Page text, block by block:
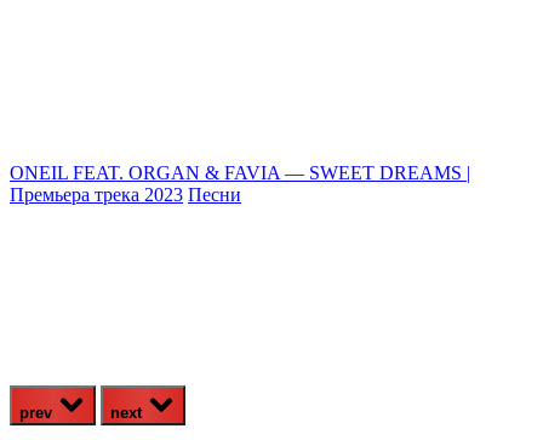
ONEIL FEAT. ORGAN & FAVIA — SWEET DREAMS |
Премьера трека 2023 Песни
prev next